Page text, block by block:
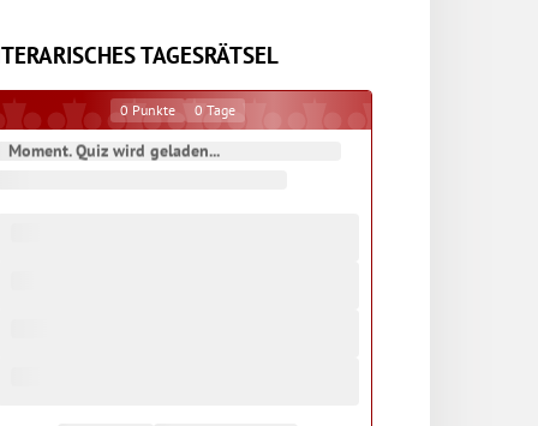
TAGESRÄTSEL
0 Punkte 0 Tage
Moment. Quiz wird geladen...